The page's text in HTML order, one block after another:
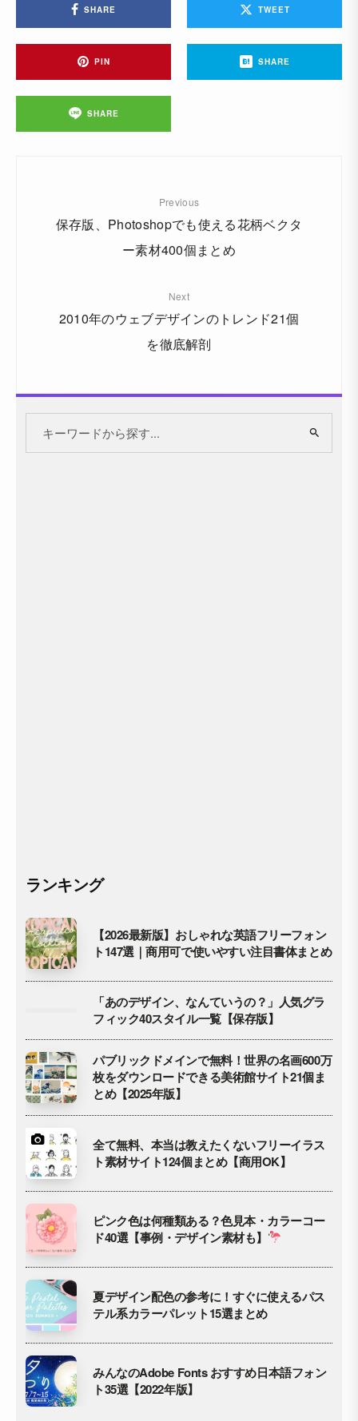
SHARE TWEET
PIN SHARE
SHARE
Previous
保存版、Photoshopでも使える花柄ベクタ
ー素材400個まとめ
Next
2010年のウェブデザインのトレンド21個
を徹底解剖
ランキング
【2026最新版】おしゃれな英語フリーフォン
ト147選｜商用可で使いやすい注目書体まとめ
「あのデザイン、なんていうの？」人気グラ
フィック40スタイル一覧【保存版】
パブリックドメインで無料！世界の名画600万
枚をダウンロードできる美術館サイト21個ま
とめ【2025年版】
全て無料、本当は教えたくないフリーイラス
ト素材サイト124個まとめ【商用OK】
ピンク色は何種類ある？色見本・カラーコー
ド40選【事例・デザイン素材も】
夏デザイン配色の参考に！すぐに使えるパス
テル系カラーパレット15選まとめ
みんなのAdobe Fonts おすすめ日本語フォン
ト35選【2022年版】